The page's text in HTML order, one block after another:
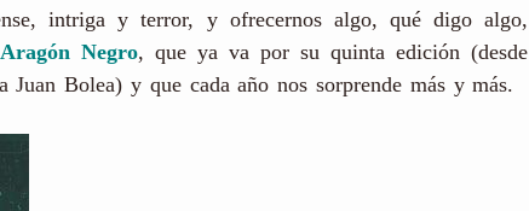
intriga y terror, y ofrecernos algo, qué digo algo,
Negro, que ya va por su quinta edición (desde
Bolea) y que cada año nos sorprende más y más.